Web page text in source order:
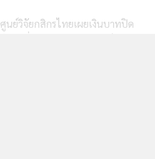
ศูนย์วิจัยกสิกรไทยเผยเงินบาทปิด